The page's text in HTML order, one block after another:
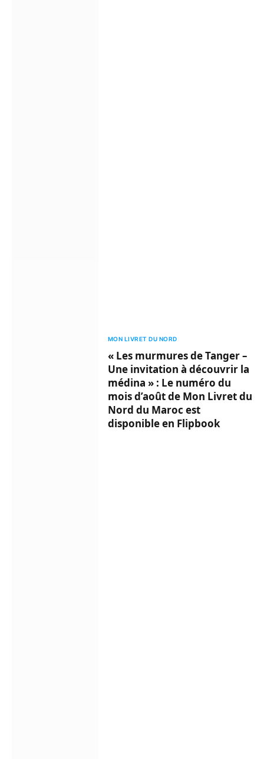
MON LIVRET DU NORD
« Les murmures de Tanger –
Une invitation à découvrir la
médina » : Le numéro du
mois d’août de Mon Livret du
Nord du Maroc est
disponible en Flipbook